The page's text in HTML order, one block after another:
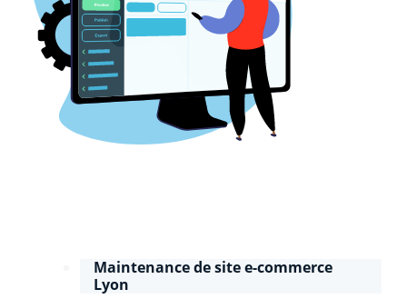
Maintenance de site e-commerce
Lyon